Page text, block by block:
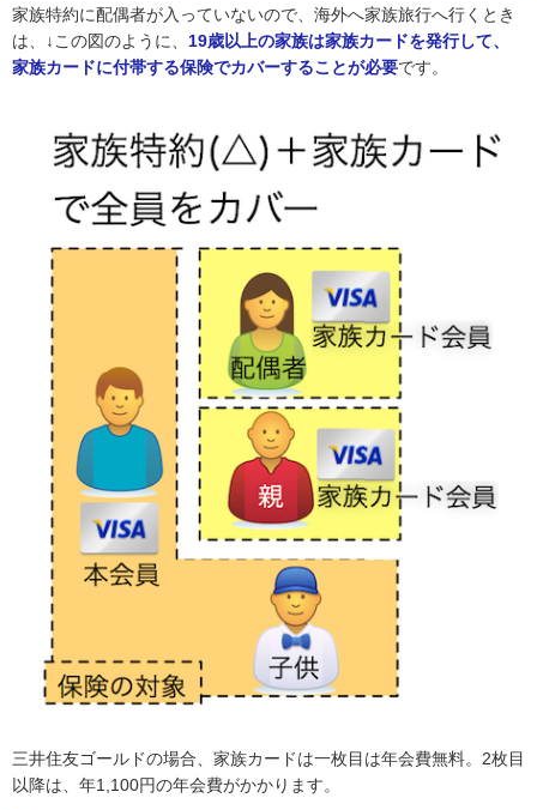
家族特約に配偶者が入っていないので、海外へ家族旅行へ行くとき
は、↓この図のように、 19歳以上の家族は家族カードを発行して、
家族カードに付帯する保険でカバーすることが必要です。
三井住友ゴールドの場合、家族カードは一枚目は年会費無料。2枚目
以降は、年1,100円の年会費がかかります。